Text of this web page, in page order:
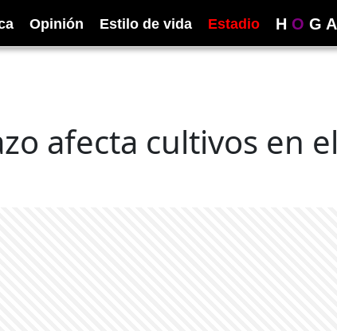
Opinión Estilo de vida Estadio H O G A
afecta cultivos en el